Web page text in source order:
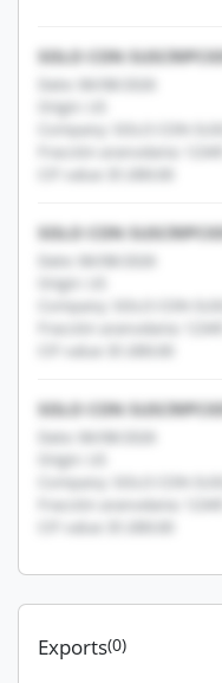
SOLO CON
Date: 06/08/2026
Origin: US
Company: SOLO CON
Fracción arancelaria: 12345
CIF value: $1,000.00
SOLO CON
Date: 06/08/2026
Origin: US
Company: SOLO CON
Fracción arancelaria: 12345
CIF value: $1,000.00
SOLO CON
Date: 06/08/2026
Origin: US
Company: SOLO CON
Fracción arancelaria: 12345
CIF value: $1,000.00
Exports(0)